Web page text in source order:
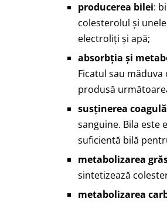
producerea bilei:
colesterolul și
electroliți și apă;
absorbția și
Ficatul sau
produsă
susținerea
sanguine. Bila este
suficientă bilă
metabolizarea
sintetizează
metabolizarea